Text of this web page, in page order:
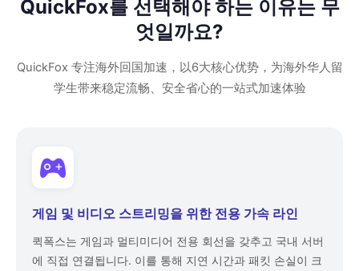
QuickFox를 선택해야 하는 이유는 무
엇일까요?
QuickFox 专注海外回国加速，以6大核心优势，为海外华人留
学生带来稳定流畅、安全省心的一站式加速体验
게임 및 비디오 스트리밍을 위한 전용 가속 라인
퀵폭스는 게임과 멀티미디어 전용 회선을 갖추고 국내 서버
에 직접 연결됩니다. 이를 통해 지연 시간과 패킷 손실이 크